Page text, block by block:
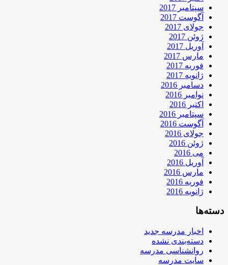
سپتامبر 2017
آگوست 2017
جولای 2017
ژوئن 2017
آوریل 2017
مارس 2017
فوریه 2017
ژانویه 2017
دسامبر 2016
نوامبر 2016
اکتبر 2016
سپتامبر 2016
آگوست 2016
جولای 2016
ژوئن 2016
می 2016
آوریل 2016
مارس 2016
فوریه 2016
ژانویه 2016
دسته‌ها
اخبار مدرسه جدید
دسته‌بندی نشده
روانشناسی مدرسه
سایت مدرسه